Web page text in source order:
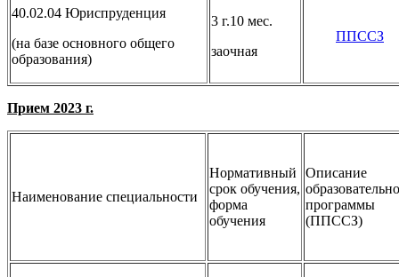
40.02.04 Юриспруденция
(на базе основного общего
образования)
3 г.10 мес.
заочная
ППССЗ
Прием 2023 г.
Наименование специальности
Нормативный
срок обучения,
форма
обучения
Описание
программы
(ППССЗ)